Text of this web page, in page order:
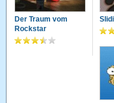
Der Traum vom
Rockstar